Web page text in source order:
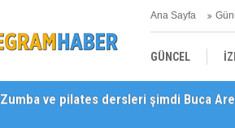
Ana Sayfa
GÜNCEL
YEREL
Bornova’da doğal lezzetler halkla